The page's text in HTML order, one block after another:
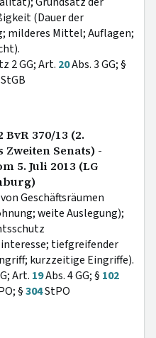
(Dauer der
milderes Mittel; Auflagen;
2 GG; Art. 20Abs. 3 GG; §
StGB
BvR 370/13 (2.
Senats) -
5. Juli 2013 (LG
Geschäftsräumen
weite Auslegung);
tiefgreifender
kurzzeitige Eingriffe).
Art. 19Abs. 4 GG; § 102
§304StPO